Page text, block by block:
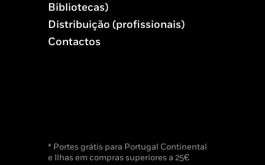
Bibliotecas)
Distribuição (profissionais)
Contactos
* Portes grátis para Portugal Continental
e Ilhas em compras superiores a 25€